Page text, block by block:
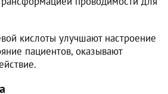
кислоты улучшают настроение
пациентов, оказывают